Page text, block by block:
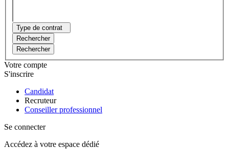
Type de contrat
Rechercher
Rechercher
Votre compte
S'inscrire
Candidat
Recruteur
Conseiller professionnel
Se connecter
Accédez à votre espace dédié